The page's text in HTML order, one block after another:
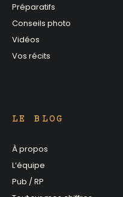
Préparatifs
Conseils photo
Vidéos
Vos récits
LE BLOG
À propos
L’équipe
Pub / RP